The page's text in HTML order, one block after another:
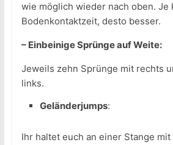
wie möglich wieder nach oben. Je
Bodenkontaktzeit, desto besser.
– Einbeinige Sprünge auf Weite:
Jeweils zehn Sprünge mit rechts
links.
Geländerjumps:
Ihr haltet euch an einer Stange